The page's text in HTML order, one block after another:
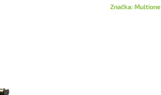
Značka:Multione